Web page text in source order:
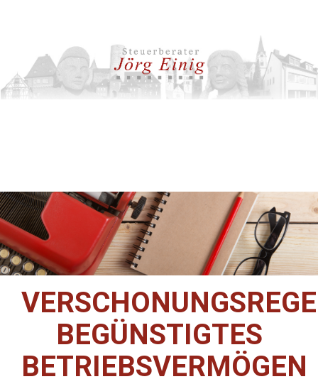
BEGÜNSTIGTES
BETRIEBSVERMÖGEN